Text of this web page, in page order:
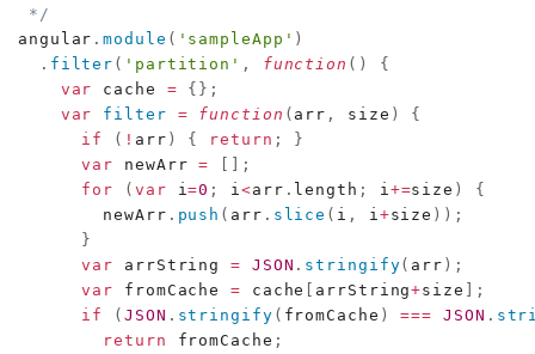
*/
angular .module ( 'sampleApp' )
. filter ( 'partition' , function ( )
{
var cache = { } ;
var
filter = function ( arr , size )
{
if
( ! arr ) { return ;
}
var newArr =
;
for
( var i=0 ; i<arr . length ; i+=size )
{
        newArr
. push ( arr . slice ( i , i+size ) ) ;
}
var arrString = JSON . stringify( arr ) ;
var fromCache = cache arrString+size
;
if
(JSON . stringify ( fromCache ) === JSON .
return
fromCache ;